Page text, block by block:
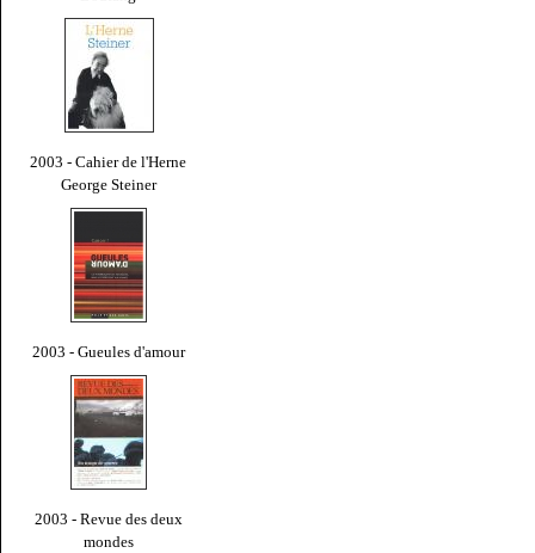
2003 - Cahier de l'Herne
George Steiner
2003 - Gueules d'amour
2003 - Revue des deux
mondes